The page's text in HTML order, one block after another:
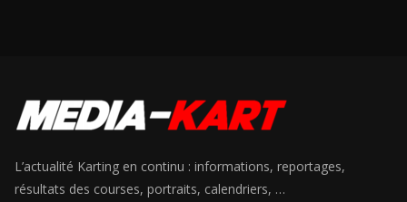
L’actualité Karting en continu : informations, reportages,
résultats des courses, portraits, calendriers, …